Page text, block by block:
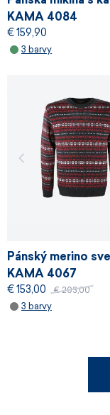
KAMA 4084
€ 159,90
3 barvy
Pánský merino
KAMA 4067
€ 153,00 € 203,00
3 barvy